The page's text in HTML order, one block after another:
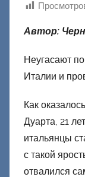
Автор:
Неугасают
Италии и
Как
Дуарта, 21
итальянцы
с такой
отвалился